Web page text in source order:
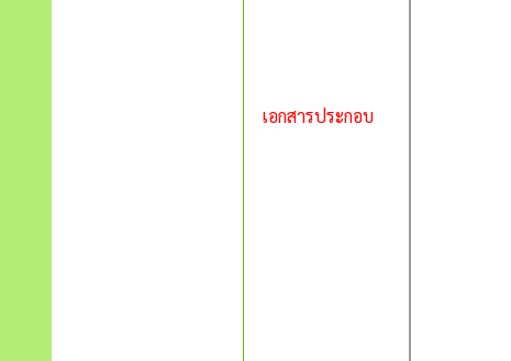
เอกสารประกอบ